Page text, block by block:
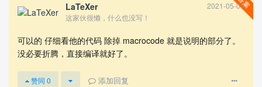
LaTeXer
2021-05-07
这家伙很懒，什么也没写！
可以的 仔细看他的代码 除掉 macrocode 就是说明的部分了。
没必要折腾，直接编译就好了。
赞同 0 添加回复